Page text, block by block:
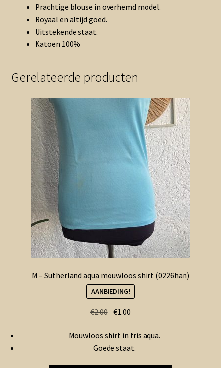
Prachtige blouse in overhemd model.
Royaal en altijd goed.
Uitstekende staat.
Katoen 100%
Gerelateerde producten
M – Sutherland aqua mouwloos shirt (0226han)
AANBIEDING!
€2.00 Oorspronkelijke
was:
€2.00.
€1.00
is:
€1.00.
Mouwloos shirt in fris aqua.
Goede staat.